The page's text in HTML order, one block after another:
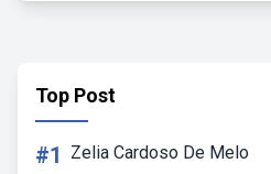
Top Post
#1 Zelia Cardoso De Melo